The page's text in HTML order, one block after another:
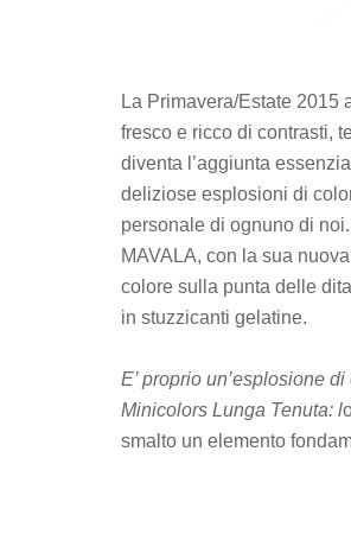
La Primavera/Estate 2015
fresco e ricco di contrasti,
diventa l’aggiunta
deliziose esplosioni di
personale di ognuno di noi.
MAVALA, con la sua nuova
colore sulla punta delle
in stuzzicanti gelatine.
E’ proprio un’esplosione
Minicolors Lunga Tenuta: l
smalto un elemento